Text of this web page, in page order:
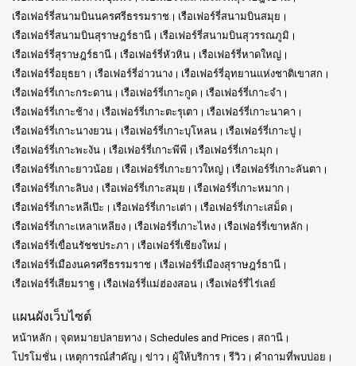
เรือเฟอร์รี่สนามบินนครศรีธรรมราช
เรือเฟอร์รี่สนามบินสมุย
เรือเฟอร์รี่สนามบินสุราษฎร์ธานี
เรือเฟอร์รี่สนามบินสุวรรณภูมิ
เรือเฟอร์รี่สุราษฎร์ธานี
เรือเฟอร์รี่หัวหิน
เรือเฟอร์รี่หาดใหญ่
เรือเฟอร์รี่อยุธยา
เรือเฟอร์รี่อ่าวนาง
เรือเฟอร์รี่อุทยานแห่งชาติเขาสก
เรือเฟอร์รี่เกาะกระดาน
เรือเฟอร์รี่เกาะกูด
เรือเฟอร์รี่เกาะจำ
เรือเฟอร์รี่เกาะช้าง
เรือเฟอร์รี่เกาะตะรุเตา
เรือเฟอร์รี่เกาะนาคา
เรือเฟอร์รี่เกาะนางยวน
เรือเฟอร์รี่เกาะบุโหลน
เรือเฟอร์รี่เกาะปู
เรือเฟอร์รี่เกาะพะงัน
เรือเฟอร์รี่เกาะพีพี
เรือเฟอร์รี่เกาะมุก
เรือเฟอร์รี่เกาะยาวน้อย
เรือเฟอร์รี่เกาะยาวใหญ่
เรือเฟอร์รี่เกาะลันตา
เรือเฟอร์รี่เกาะลิบง
เรือเฟอร์รี่เกาะสมุย
เรือเฟอร์รี่เกาะหมาก
เรือเฟอร์รี่เกาะหลีเป๊ะ
เรือเฟอร์รี่เกาะเต่า
เรือเฟอร์รี่เกาะเสม็ด
เรือเฟอร์รี่เกาะเหลาเหลียง
เรือเฟอร์รี่เกาะไหง
เรือเฟอร์รี่เขาหลัก
เรือเฟอร์รี่เขื่อนรัชชประภา
เรือเฟอร์รี่เชียงใหม่
เรือเฟอร์รี่เมืองนครศรีธรรมราช
เรือเฟอร์รี่เมืองสุราษฎร์ธานี
เรือเฟอร์รี่เสียมราฐ
เรือเฟอร์รี่แม่ฮ่องสอน เรือเฟอร์รี่ไร่เลย์
แผนผังเว็บไซต์
หน้าหลัก จุดหมายปลายทาง Schedules and Prices
สถานี
โปรโมชั่น
เหตุการณ์สำคัญ ข่าว ผู้ให้บริการ รีวิว
คำถามที่พบบ่อย